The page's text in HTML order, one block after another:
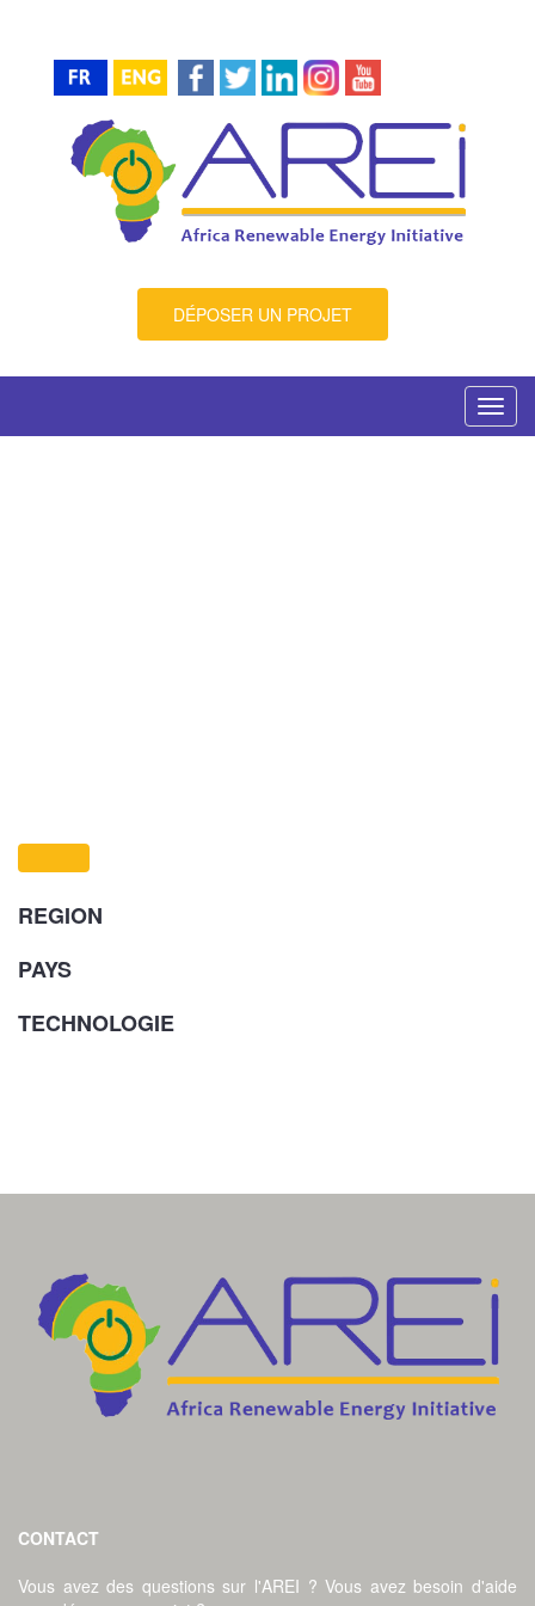
DÉPOSER UN PROJET
REGION
PAYS
TECHNOLOGIE
CONTACT
Vous avez des questions sur l'AREI ? Vous avez besoin d'aide